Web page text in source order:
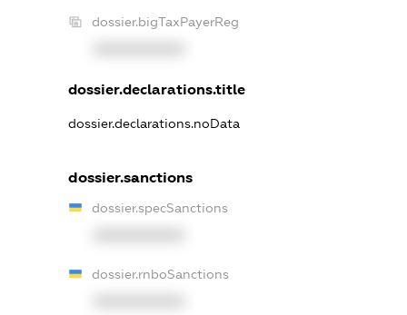
dossier.bigTaxPayerReg
dossier.declarations.title
dossier.declarations.noData
dossier.sanctions
dossier.specSanctions
dossier.rnboSanctions